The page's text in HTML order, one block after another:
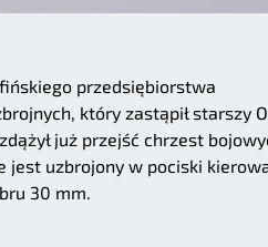
przedsiębiorstwa
który zastąpił starszy
już przejść chrzest
jest uzbrojony w pociski
30 mm.